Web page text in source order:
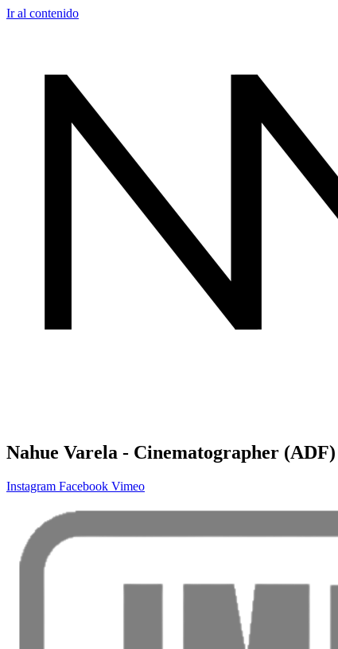
Ir al contenido
Nahue Varela - Cinematographer (ADF)
Instagram Facebook Vimeo